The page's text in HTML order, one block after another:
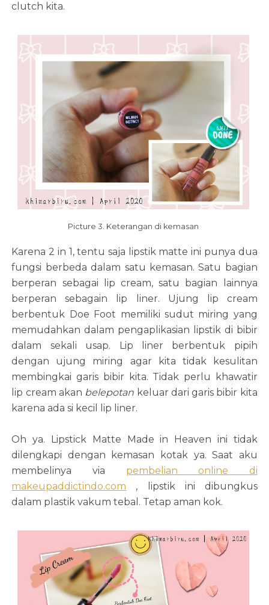
clutch kita.
Picture 3. Keterangan di kemasan
Karena 2 in 1, tentu saja lipstik matte ini punya dua
fungsi berbeda dalam satu kemasan. Satu bagian
berperan sebagai lip cream, satu bagian lainnya
berperan sebagain lip liner. Ujung lip cream
berbentuk Doe Foot memiliki sudut miring yang
memudahkan dalam pengaplikasian lipstik di bibir
dalam sekali usap. Lip liner berbentuk pipih
dengan ujung miring agar kita tidak kesulitan
membingkai garis bibir kita. Tidak perlu khawatir
lip cream akan belepotan keluar dari garis bibir kita
karena ada si kecil lip liner.
Oh ya. Lipstick Matte Made in Heaven ini tidak
dilengkapi dengan kemasan kotak ya. Saat aku
membelinya via pembelian online di
makeupaddictindo.com , lipstik ini dibungkus
dalam plastik vakum tebal. Tetap aman kok.